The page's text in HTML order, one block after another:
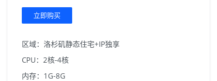
立即购买
区域：洛杉矶静态住宅+IP独享
CPU：2核-4核
内存：1G-8G